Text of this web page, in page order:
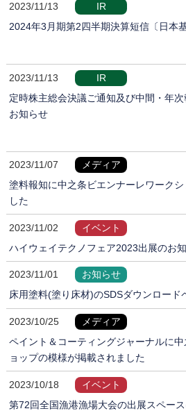
2023/11/13
IR
2024年3月期第2四半期決算短信〔日本
2023/11/13
IR
定時株主総会決議ご通知及び中間・年
お知らせ
2023/11/07
メディア
塗料報知に中之条ビエンナーレワーク
した
2023/11/02
イベント
ハイウェイテクノフェア2023出展のお
2023/11/01
お知らせ
床用塗料(塗り床材)のSDSダウンロード
2023/10/25
メディア
ペイント＆コーティングジャーナルに
ョップの模様が掲載されました
2023/10/18
イベント
第72回全国漁港漁場大会の出展スペー